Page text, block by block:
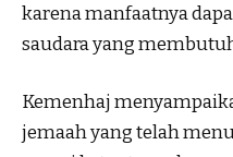
karena manfaatnya
saudara yang
Kemenhaj
jemaah yang telah